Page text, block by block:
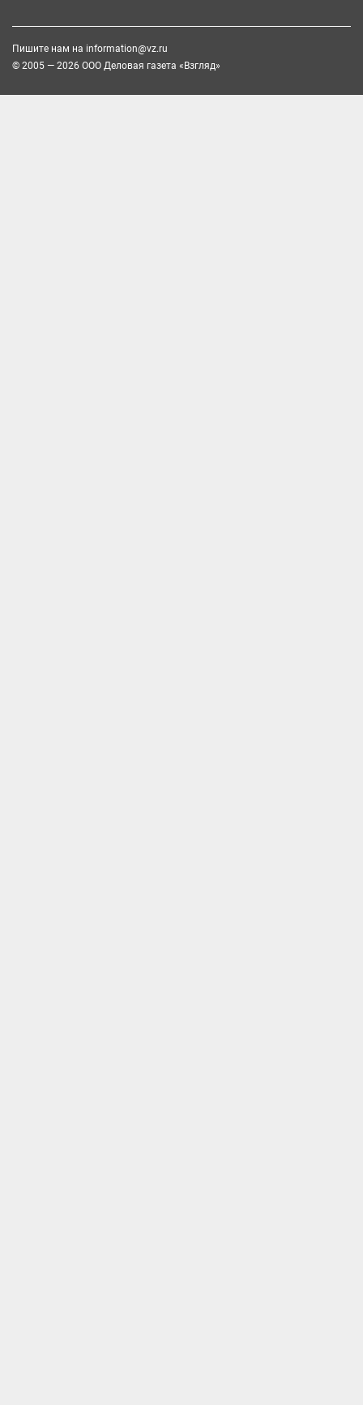
Пишите нам на information@vz.ru
© 2005 — 2026 ООО Деловая газета «Взгляд»